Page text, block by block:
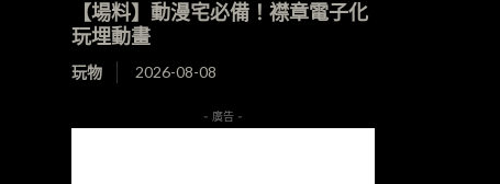
【場料】動漫宅必備！襟章電子化
玩埋動畫
玩物 2026-08-08
- 廣告 -